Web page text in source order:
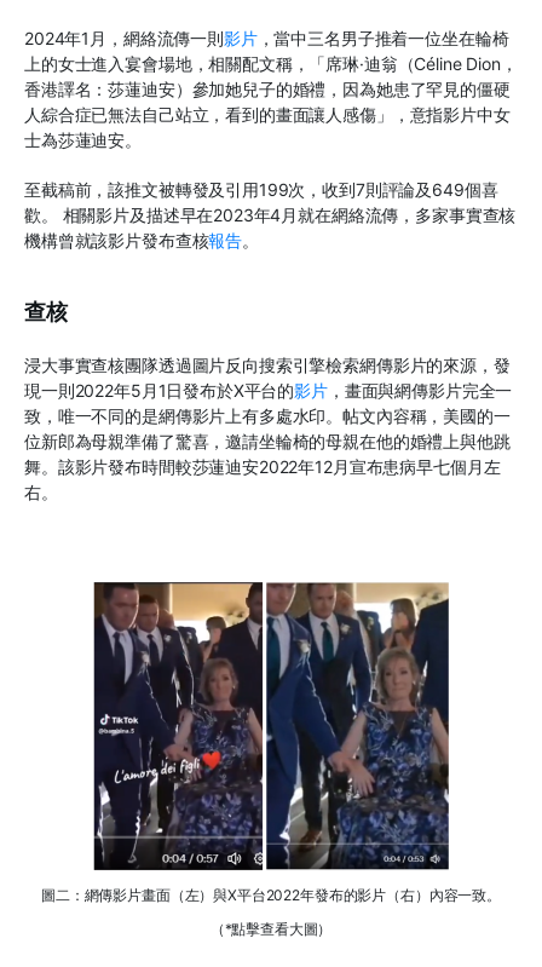
2024年1月，網絡流傳一則影片，當中三名男子推着一位坐在輪椅
上的女士進入宴會場地，相關配文稱，「席琳·迪翁（Céline Dion，
香港譯名：莎蓮迪安）參加她兒子的婚禮，因為她患了罕見的僵硬
人綜合症已無法自己站立，看到的畫面讓人感傷」，意指影片中女
士為莎蓮迪安。
至截稿前，該推文被轉發及引用199次，收到7則評論及649個喜
歡。 相關影片及描述早在2023年4月就在網絡流傳，多家事實查核
機構曾就該影片發布查核報告。
查核
浸大事實查核團隊透過圖片反向搜索引擎檢索網傳影片的來源，發
現一則2022年5月1日發布於X平台的影片，畫面與網傳影片完全一
致，唯一不同的是網傳影片上有多處水印。帖文內容稱，美國的一
位新郎為母親準備了驚喜，邀請坐輪椅的母親在他的婚禮上與他跳
舞。該影片發布時間較莎蓮迪安2022年12月宣布患病早七個月左
右。
圖二：網傳影片畫面（左）與X平台2022年發布的影片（右）內容一致。
（*點擊查看大圖）